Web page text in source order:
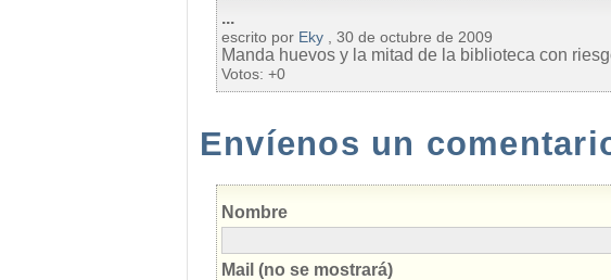
...
escrito por Eky , 30 de octubre de 2009
Manda huevos y la mitad de la biblioteca con
Votos: +0
Envíenos un
Nombre
Mail (no se mostrará)